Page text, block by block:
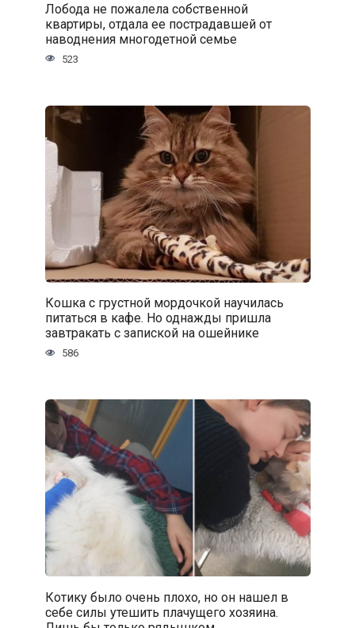
Лобода не пожалела собственной
квартиры, отдала ее пострадавшей от
наводнения многодетной семье
523
Кошка с грустной мордочкой научилась
питаться в кафе. Но однажды пришла
завтракать с запиской на ошейнике
586
Котику было очень плохо, но он нашел в
себе силы утешить плачущего хозяина.